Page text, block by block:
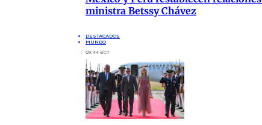
ministra Betssy Chávez
DESTACADOS
MUNDO
09:44 ECT